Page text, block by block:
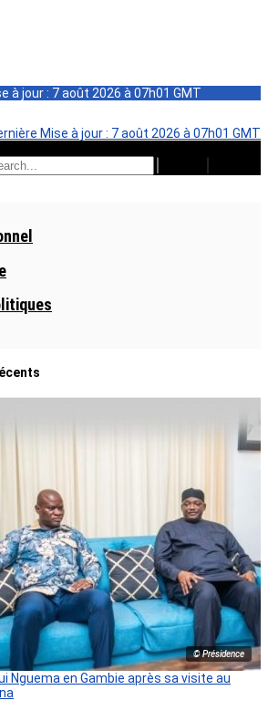
Mise à jour : 7 août 2026 à 07h01 GMT
à jour : 7 août 2026 à 07h01 GMT
© Présidence
Nguema en Gambie après sa visite au